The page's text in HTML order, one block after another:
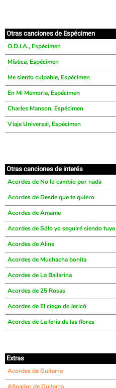
Otras canciones de Espécimen
O.D.I.A., Espécimen
Mística, Espécimen
Me siento culpable, Espécimen
En Mi Memoria, Espécimen
Charles Manson, Espécimen
Viaje Universal, Espécimen
Otras canciones de interés
Acordes de No lo cambio por nada
Acordes de Desde que te quiero
Acordes de Amame
Acordes de Sólo yo seguiré siendo tuyo
Acordes de Aline
Acordes de Muchacha bonita
Acordes de La Bailarina
Acordes de 25 Rosas
Acordes de El ciego de Jericó
Acordes de La feria de las flores
Extras
Acordes de Guitarra